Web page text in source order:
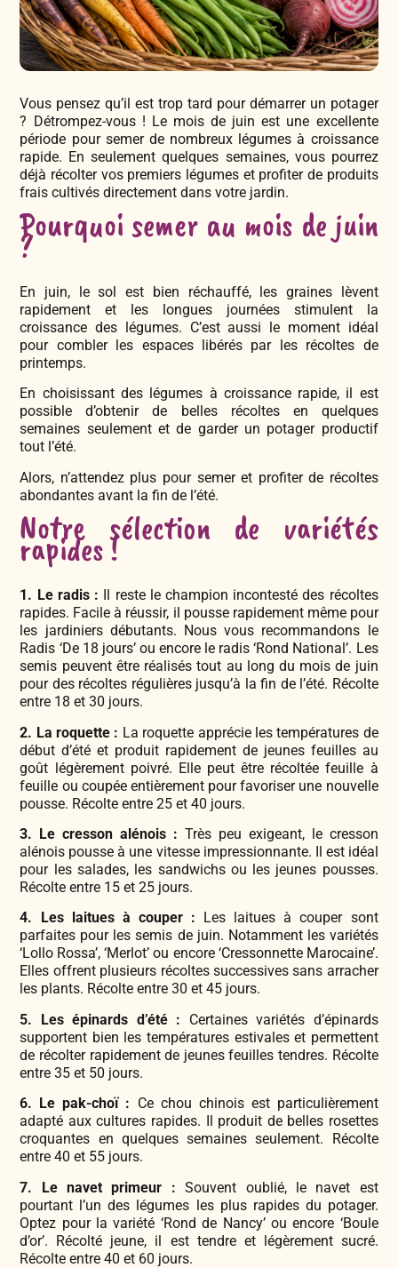
Coffrets & Idées Cadeaux
Tisanes & Infusions BIO
Faire-part à semer
Contactez-nous !
Vous pensez qu’il est trop tard pour démarrer un potager
? Détrompez-vous ! Le mois de juin est une excellente
période pour semer de nombreux légumes à croissance
rapide. En seulement quelques semaines, vous pourrez
déjà récolter vos premiers légumes et profiter de produits
frais cultivés directement dans votre jardin.
Pourquoi semer au mois de juin
?
En juin, le sol est bien réchauffé, les graines lèvent
rapidement et les longues journées stimulent la
croissance des légumes. C’est aussi le moment idéal
pour combler les espaces libérés par les récoltes de
printemps.
En choisissant des légumes à croissance rapide, il est
possible d’obtenir de belles récoltes en quelques
semaines seulement et de garder un potager productif
tout l’été.
Alors, n’attendez plus pour semer et profiter de récoltes
abondantes avant la fin de l’été.
Notre sélection de variétés
rapides !
1. Le radis : Il reste le champion incontesté des récoltes
rapides. Facile à réussir, il pousse rapidement même pour
les jardiniers débutants. Nous vous recommandons le
Radis ‘De 18 jours’ ou encore le radis ‘Rond National’. Les
semis peuvent être réalisés tout au long du mois de juin
pour des récoltes régulières jusqu’à la fin de l’été. Récolte
entre 18 et 30 jours.
2. La roquette : La roquette apprécie les températures de
début d’été et produit rapidement de jeunes feuilles au
goût légèrement poivré. Elle peut être récoltée feuille à
feuille ou coupée entièrement pour favoriser une nouvelle
pousse. Récolte entre 25 et 40 jours.
3. Le cresson alénois : Très peu exigeant, le cresson
alénois pousse à une vitesse impressionnante. Il est idéal
pour les salades, les sandwichs ou les jeunes pousses.
Récolte entre 15 et 25 jours.
4. Les laitues à couper : Les laitues à couper sont
parfaites pour les semis de juin. Notamment les variétés
‘Lollo Rossa’, ‘Merlot’ ou encore ‘Cressonnette Marocaine’.
Elles offrent plusieurs récoltes successives sans arracher
les plants. Récolte entre 30 et 45 jours.
5. Les épinards d’été : Certaines variétés d’épinards
supportent bien les températures estivales et permettent
de récolter rapidement de jeunes feuilles tendres. Récolte
entre 35 et 50 jours.
6. Le pak-choï : Ce chou chinois est particulièrement
adapté aux cultures rapides. Il produit de belles rosettes
croquantes en quelques semaines seulement. Récolte
entre 40 et 55 jours.
7. Le navet primeur : Souvent oublié, le navet est
pourtant l’un des légumes les plus rapides du potager.
Optez pour la variété ‘Rond de Nancy’ ou encore ‘Boule
d’or’. Récolté jeune, il est tendre et légèrement sucré.
Récolte entre 40 et 60 jours.